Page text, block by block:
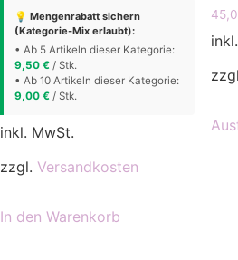
💡 Mengenrabatt sichern
(Kategorie-Mix erlaubt):
• Ab 5 Artikeln dieser Kategorie:
9,50 € / Stk.
• Ab 10 Artikeln dieser Kategorie:
9,00 € / Stk.
inkl. MwSt.
zzgl. Versandkosten
In den Warenkorb